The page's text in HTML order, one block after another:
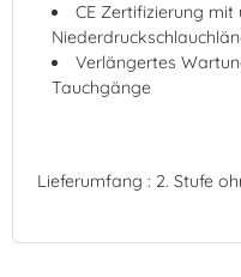
CE Zertifizierung mit
Verlängertes
Tauchgänge
Lieferumfang : 2. Stufe